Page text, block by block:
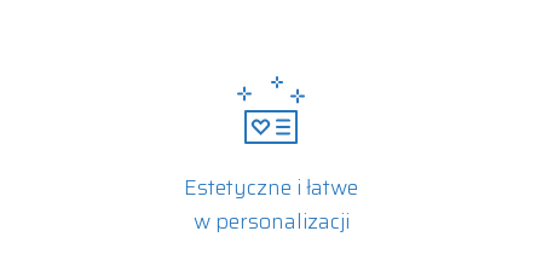
Estetyczne i łatwe
w personalizacji